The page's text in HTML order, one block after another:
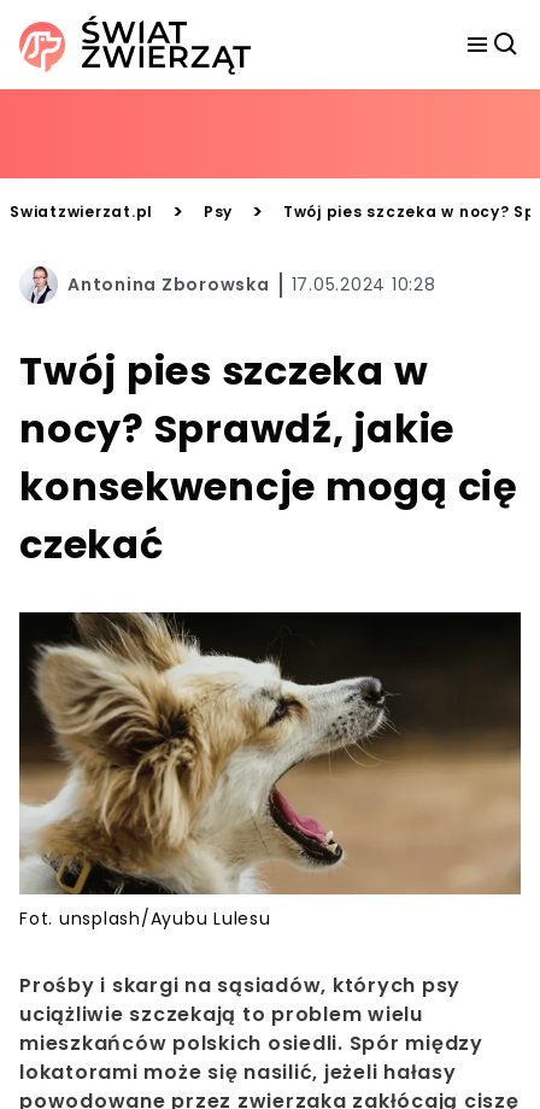
Swiatzwierzat.pl > Psy > Twój pies szczeka w nocy?
Antonina Zborowska 17.05.2024 10:28
Twój pies szczeka w
nocy? Sprawdź, jakie
konsekwencje mogą cię
czekać
Fot. unsplash/Ayubu Lulesu
Prośby i skargi na sąsiadów, których psy
uciążliwie szczekają to problem wielu
mieszkańców polskich osiedli. Spór między
lokatorami może się nasilić, jeżeli hałasy
powodowane przez zwierzaka zakłócają ciszę